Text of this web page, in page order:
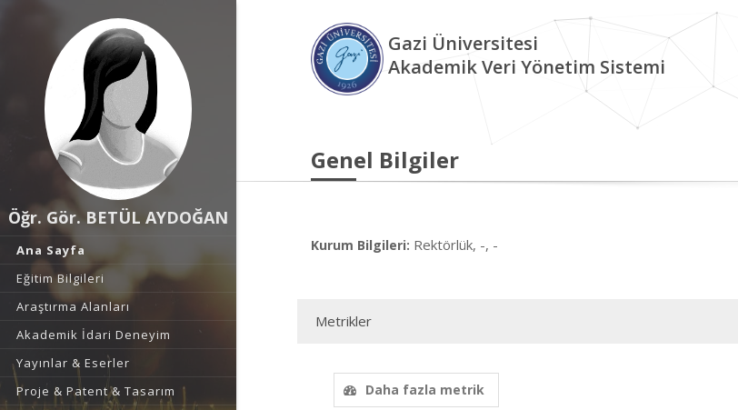
Öğr. Gör. BETÜL AYDOĞAN
Ana Sayfa
Eğitim Bilgileri
Araştırma Alanları
Akademik İdari Deneyim
Yayınlar & Eserler
Proje & Patent & Tasarım
Gazi Üniversitesi
Akademik Veri Yönetim Sistemi
Genel Bilgiler
Kurum Bilgileri: Rektörlük, -, -
Metrikler
Daha fazla metrik